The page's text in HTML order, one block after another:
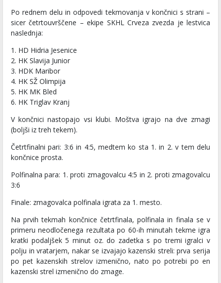
Po rednem delu in odpovedi tekmovanja v končnici s strani –
sicer četrtouvrščene – ekipe SKHL Crveza zvezda je lestvica
naslednja:
1. HD Hidria Jesenice
2. HK Slavija Junior
3. HDK Maribor
4. HK SŽ Olimpija
5. HK MK Bled
6. HK Triglav Kranj
V končnici nastopajo vsi klubi. Moštva igrajo na dve zmagi
(boljši iz treh tekem).
Četrtfinalni pari: 3:6 in 4:5, medtem ko sta 1. in 2. v tem delu
končnice prosta.
Polfinalna para: 1. proti zmagovalcu 4:5 in 2. proti zmagovalcu
3:6
Finale: zmagovalca polfinala igrata za 1. mesto.
Na prvih tekmah končnice četrtfinala, polfinala in finala se v
primeru neodločenega rezultata po 60-ih minutah tekme igra
kratki podaljšek 5 minut oz. do zadetka s po tremi igralci v
polju in vratarjem, nakar se izvajajo kazenski streli: prva serija
po pet kazenskih strelov izmenično, nato po potrebi po en
kazenski strel izmenično do zmage.